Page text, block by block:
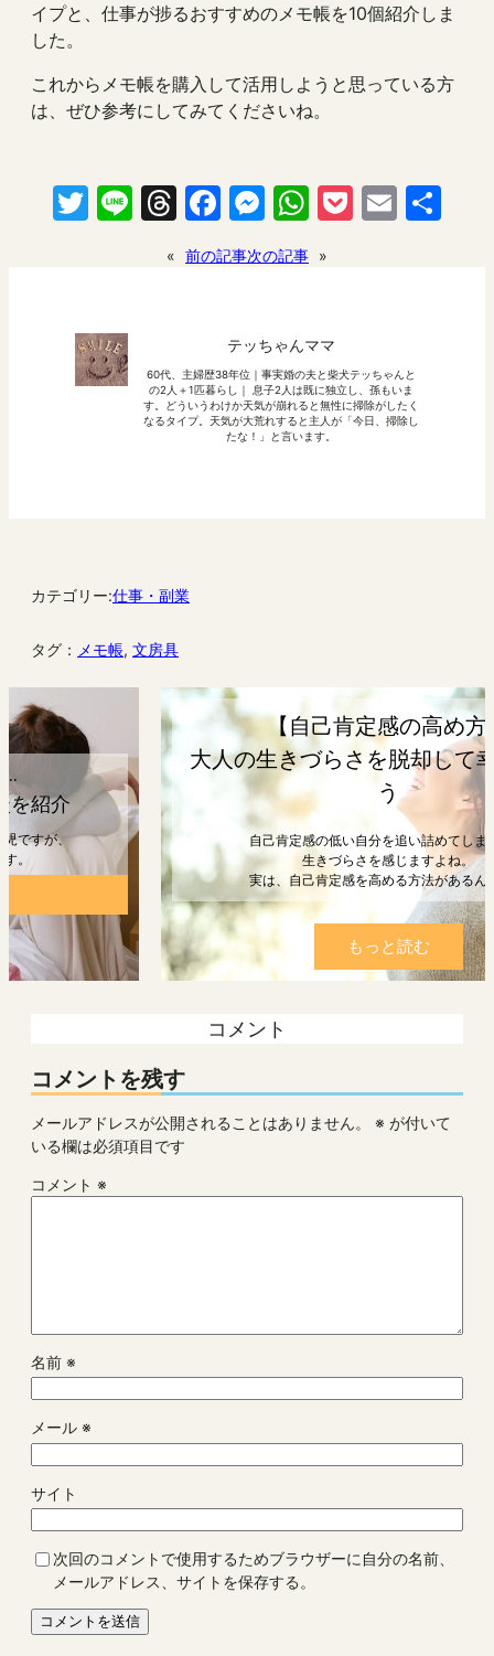
イプと、仕事が捗るおすすめのメモ帳を10個紹介しま
した。
これからメモ帳を購入して活用しようと思っている方
は、ぜひ参考にしてみてくださいね。
Twitter
LineThreads
Facebook
Messenger
WhatsApp
Pocket
Email
« 前の記事次の記事 »
テッちゃんママ
60代、主婦歴38年位｜事実婚の夫と柴犬テッちゃんと
の2人＋1匹暮らし｜ 息子2人は既に独立し、孫もいま
す。どういうわけか天気が崩れると無性に掃除がしたく
なるタイプ。天気が大荒れすると主人が「今日、掃除し
たな！」と言います。
カテゴリー:仕事・副業
タグ： メモ帳, 文房具
【自己肯定感の高め方】
大人の生きづらさを脱却して幸せになろ
う
自己肯定感の低い自分を追い詰めてしまうと、
生きづらさを感じますよね。
実は、自己肯定感を高める方法があるんです。
もっと読む
コメント
コメントを残す
メールアドレスが公開されることはありません。 ※ が付いて
いる欄は必須項目です
コメント ※
名前 ※
メール ※
サイト
次回のコメントで使用するためブラウザーに自分の名前、
メールアドレス、サイトを保存する。